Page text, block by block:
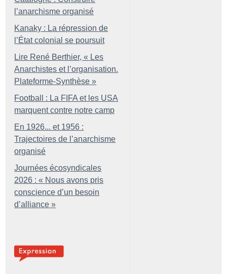
l’anarchisme organisé
Kanaky : La répression de
l’État colonial se poursuit
Lire René Berthier, « Les
Anarchistes et l’organisation.
Plateforme-Synthèse »
Football : La FIFA et les USA
marquent contre notre camp
En 1926... et 1956 :
Trajectoires de l’anarchisme
organisé
Journées écosyndicales
2026 : « Nous avons pris
conscience d’un besoin
d’alliance »